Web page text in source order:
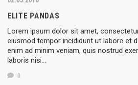
ELITE PANDAS
Lorem ipsum dolor sit amet,
eiusmod tempor incididunt ut labore et
enim ad minim veniam, quis nostrud
laboris nisi…
0